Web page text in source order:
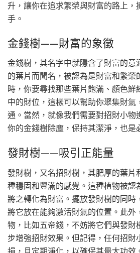
升，讓你在追求繁榮與財富的路上，
手。
金錢樹——財富的象徵
金錢樹，其名字中就隱含了財富的意
的葉片而聞名，被認為是財富和繁榮
時，你要尋找那些葉片飽滿、顏色鮮
中的財位，這樣可以幫助你聚集財氣
通。當然，就像我們需要對招財小物
你的金錢樹除塵，保持其潔淨，也是
發財樹——吸引正能量
發財樹，又名招財樹，其肥厚的葉片
種穩固和豐滿的感覺。這種植物被認
將之轉化為財富。擺放發財樹的同時
將它放在能夠激活財氣的位置。此外
物，比如五帝錢，不妨將它們與發財
步增強招財效果。但記得，任何招財
損，且定期淨化，以確保其最大功效